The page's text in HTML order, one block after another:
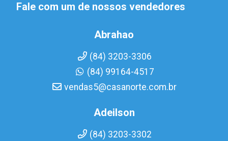
Fale com um de nossos vendedores
Abrahao
(84) 3203-3306
(84) 99164-4517
vendas5@casanorte.com.br
Adeilson
(84) 3203-3302